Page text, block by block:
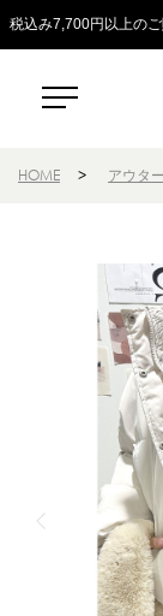
税込み7,700円以上の
HOME > アウター